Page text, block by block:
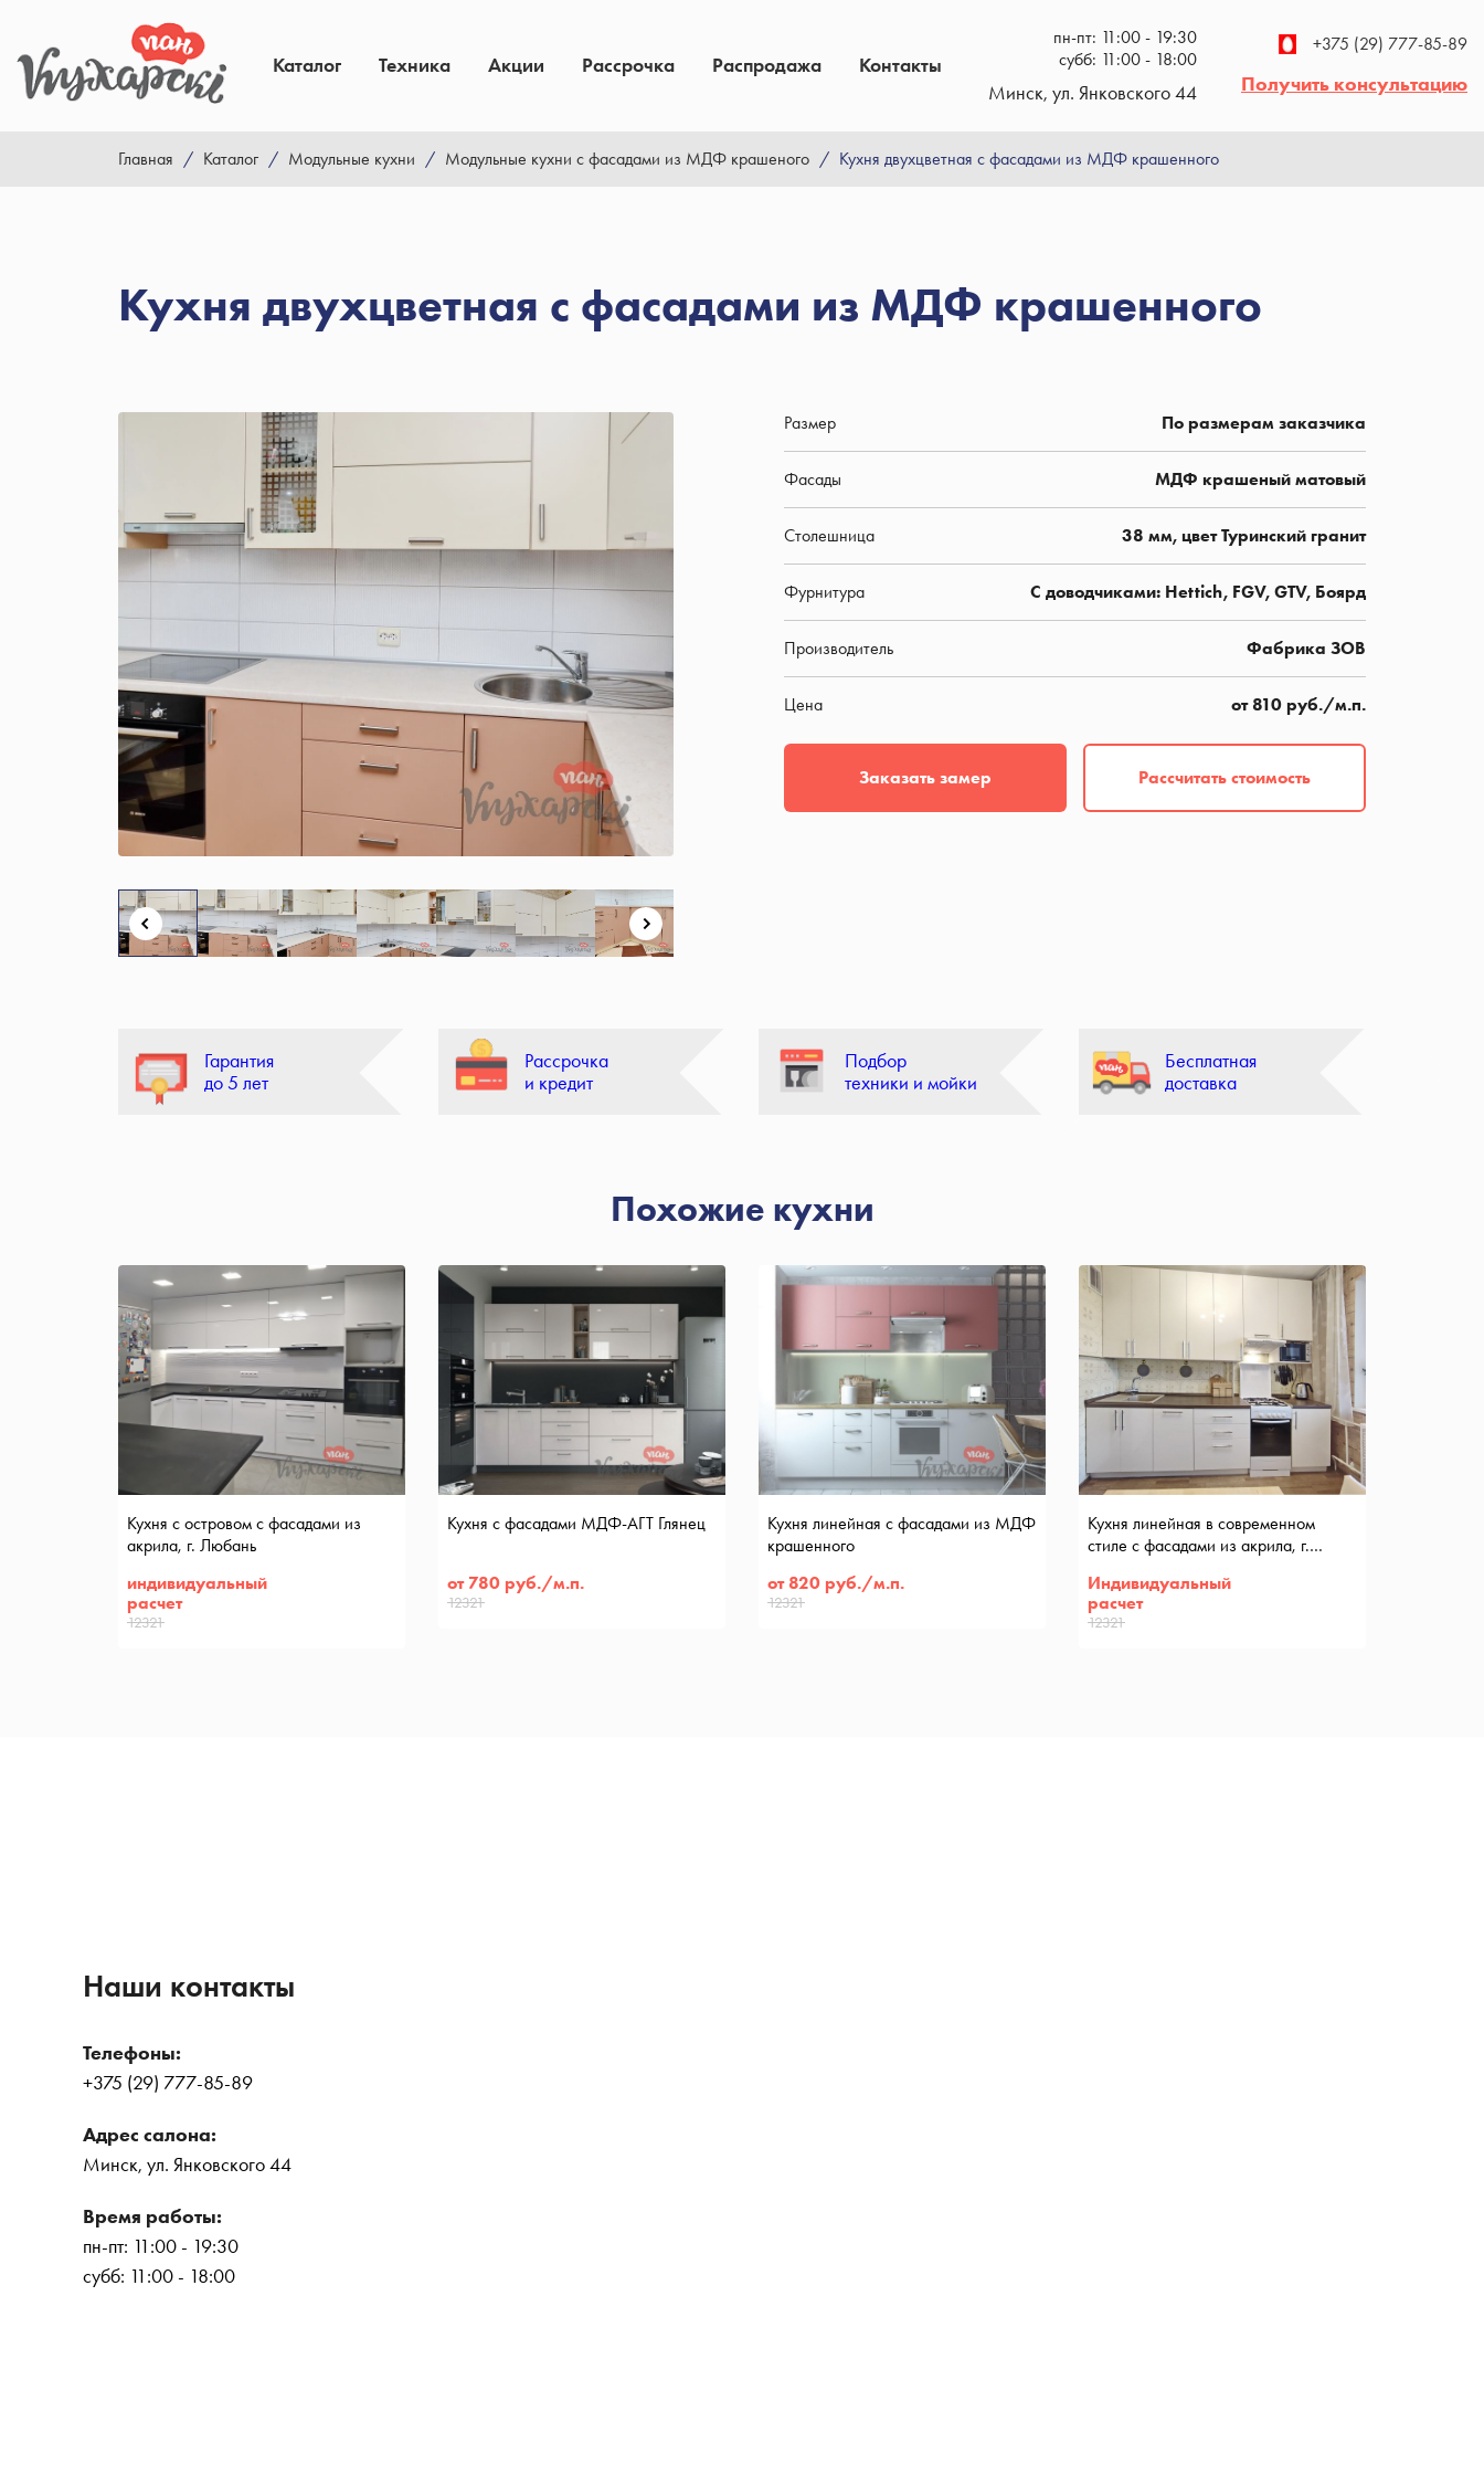
Каталог Техника Акции Рассрочка Распродажа Контакты
пн-пт: 11:00 - 19:30
субб: 11:00 - 18:00
Минск, ул. Янковского 44
+375 (29) 777-85-89
Получить консультацию
Главная / Каталог / Модульные кухни / Модульные кухни с фасадами из МДФ крашеного / Кухня двухцветная с фасадами из МДФ крашенного
Кухня двухцветная с фасадами из МДФ крашенного
Размер По размерам заказчика
Фасады МДФ крашеный матовый
Столешница 38 мм, цвет Туринский гранит
Фурнитура C доводчиками: Hettich, FGV, GTV, Боярд
Производитель Фабрика ЗОВ
Цена от 810 руб./м.п.
Заказать замер Рассчитать стоимость
Гарантия
до 5 лет
Рассрочка
и кредит
Подбор
техники и мойки
Бесплатная
доставка
Похожие кухни
Кухня с островом с фасадами из
акрила, г. Любань
индивидуальный
расчет
12321
Кухня с фасадами МДФ-АГТ Глянец
от 780 руб./м.п.
12321
Кухня линейная с фасадами из МДФ
крашенного
от 820 руб./м.п.
12321
Кухня линейная в современном
стиле с фасадами из акрила, г.
Индивидуальный
расчет
12321
Наши контакты
Телефоны:
+375 (29) 777-85-89
Адрес салона:
Минск, ул. Янковского 44
Время работы:
пн-пт: 11:00 - 19:30
субб: 11:00 - 18:00